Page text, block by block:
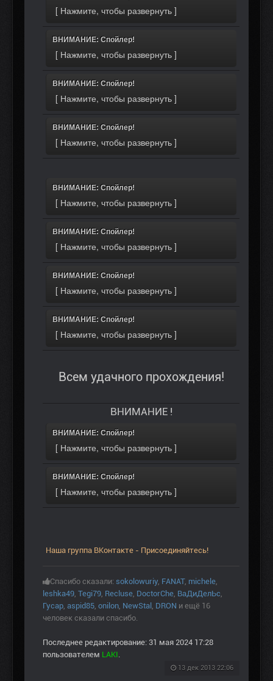
ВНИМАНИЕ: Спойлер!
ВНИМАНИЕ: Спойлер!
ВНИМАНИЕ: Спойлер!
ВНИМАНИЕ: Спойлер!
ВНИМАНИЕ: Спойлер!
ВНИМАНИЕ: Спойлер!
ВНИМАНИЕ: Спойлер!
Всем удачного прохождения!
ВНИМАНИЕ !
ВНИМАНИЕ: Спойлер!
ВНИМАНИЕ: Спойлер!
Наша группа ВКонтакте - Присоединяйтесь!
Спасибо сказали: sokolowuriy, FANAT, michele,
leshka49, Tegi79, Recluse, DoctorChe, ВаДиДелЬс,
Гусар, aspid85, onilon, NewStal , DRON и ещё 16
человек сказали спасибо.
Последнее редактирование: 31 мая 2024 17:28
пользователем LAKI.
13 дек 2013 22:06